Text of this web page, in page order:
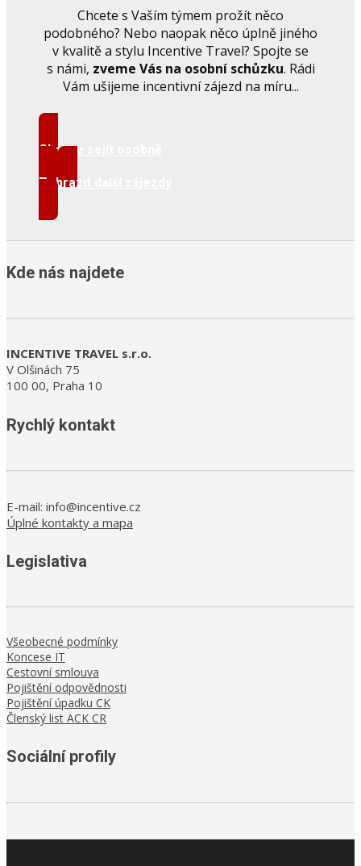
Chcete s Vaším týmem prožít něco
podobného? Nebo naopak něco úplně jiného
v kvalitě a stylu Incentive Travel? Spojte se
s námi, zveme Vás na osobní schůzku. Rádi
Vám ušijeme incentivní zájezd na míru...
Chci se sejít osobně
Zobrazit další zájezdy
Kde nás najdete
INCENTIVE TRAVEL s.r.o.
V Olšinách 75
100 00, Praha 10
Rychlý kontakt
E-mail: info@incentive.cz
Úplné kontakty a mapa
Legislativa
Všeobecné podmínky
Koncese IT
Cestovní smlouva
Pojištění odpovědnosti
Pojištění úpadku CK
Členský list ACK CR
Sociální profily